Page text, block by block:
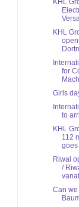
KHL
KHL
for
Girls
to
KHL
112
goes
Riwal
/
Can we